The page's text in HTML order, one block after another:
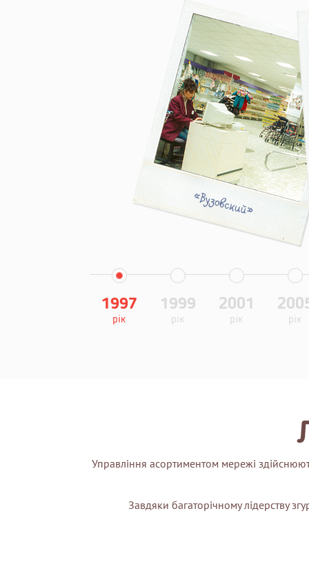
1997
рік
1999
рік
2001
рік рік
Управління асортиментом мережі
Завдяки багаторічному лідерству